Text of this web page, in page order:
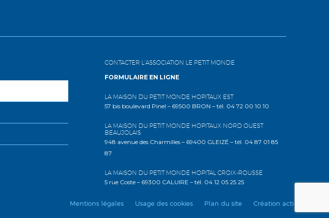
CONTACTER L'ASSOCIATION LE PETIT MONDE
FORMULAIRE EN LIGNE
LA MAISON DU PETIT MONDE HOPITAUX EST
57 bis boulevard Pinel – 69500 BRON – tél. 04 72 00 10 10
LA MAISON DU PETIT MONDE HOPITAUX NORD OUEST
BEAUJOLAIS
948 avenue des Charmilles – 69400 GLEIZÉ – tél. 04 87 01 85
87
LA MAISON DU PETIT MONDE HOPITAL CROIX-ROUSSE
5 rue Coste – 69300 CALUIRE – tél. 04 12 05 25 25
Mentions légales Usage des cookies Plan du site Création acti